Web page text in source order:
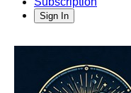
Sign In